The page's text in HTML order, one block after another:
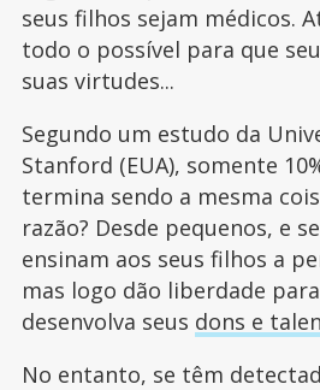
seus filhos sejam médicos.
todo o possível para que
suas virtudes...
Segundo um estudo da
Stanford (EUA), somente
termina sendo a mesma
razão? Desde pequenos, e
ensinam aos seus filhos a
mas logo dão liberdade
desenvolva seus dons e
No entanto, se têm